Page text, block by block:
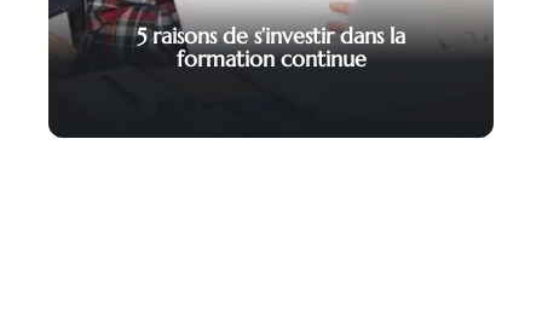
5 raisons de s’investir dans la
formation continue